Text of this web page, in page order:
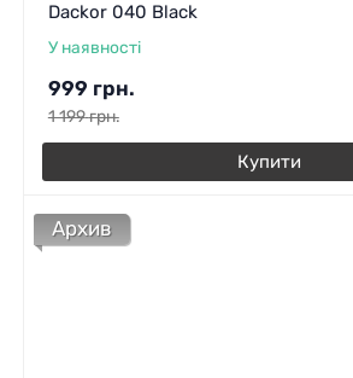
Dackor 040 Black
У наявності
999 грн.
1 199грн.
Купити
Архив